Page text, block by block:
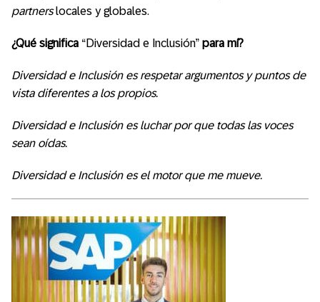
partnerslocales y globales.
¿Qué significa “Diversidad e Inclusión” para mí?
Diversidad e Inclusión es respetar argumentos y puntos de
vista diferentes a los propios.
Diversidad e Inclusión es luchar por que todas las voces
sean oídas.
Diversidad e Inclusión es el motor que me mueve.